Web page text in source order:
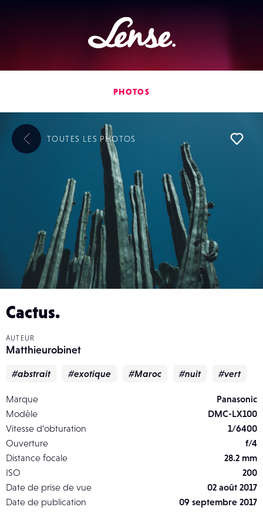
Lense
PHOTOS
Cactus.
AUTEUR
Matthieurobinet
#abstrait #exotique #Maroc #nuit #vert
Marque
Panasonic
Modèle
DMC-LX100
Vitesse d’obturation
1/6400
Ouverture
f/4
Distance focale
28.2 mm
ISO
200
Date de prise de vue
02 août 2017
Date de publication
09 septembre 2017
TOUTES LESPHOTOS